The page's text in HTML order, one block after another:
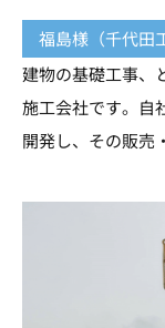
福島様（千代田
建物の基礎工事、
施工会社です。自
開発し、その販売